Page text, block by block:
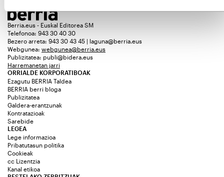
Berria.eus - Euskal Editorea SM
Telefonoa: 943 30 40 30
Bezero arreta: 943 30 43 45 | laguna@berria.eus
Webgunea: webgunea@berria.eus
Publizitatea: publi@bidera.eus
Harremanetan jarri
ORRIALDE KORPORATIBOAK
Ezagutu BERRIA Taldea
BERRIA berri bloga
Publizitatea
Galdera-erantzunak
Kontratazioak
Sarebide
LEGEA
Lege informazioa
Pribatutasun politika
Cookieak
cc Lizentzia
Kanal etikoa